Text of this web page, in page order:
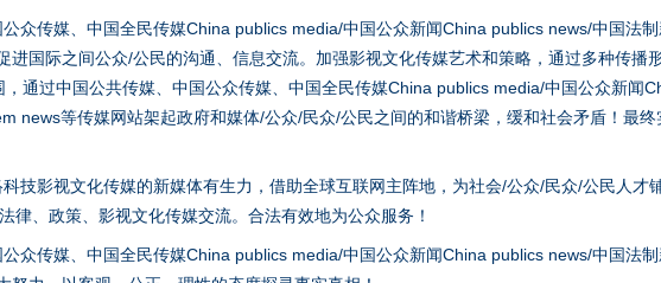
众传媒、中国全民传媒China publics media/中国公众新闻China publics news/中国法
进国际之间公众/公民的沟通、信息交流。加强影视文化传媒艺术和策略，通过多种传播
通过中国公共传媒、中国公众传媒、中国全民传媒China publics media/中国公众新闻
news等传媒网站架起政府和媒体/公众/民众/公民之间的和谐桥梁，缓和社会矛盾！最
技影视文化传媒的新媒体有生力，借助全球互联网主阵地，为社会/公众/民众/公民人才
律、政策、影视文化传媒交流。合法有效地为公众服务！
众传媒、中国全民传媒China publics media/中国公众新闻China publics news/中国法
！ 谢谢有你温暖了四季